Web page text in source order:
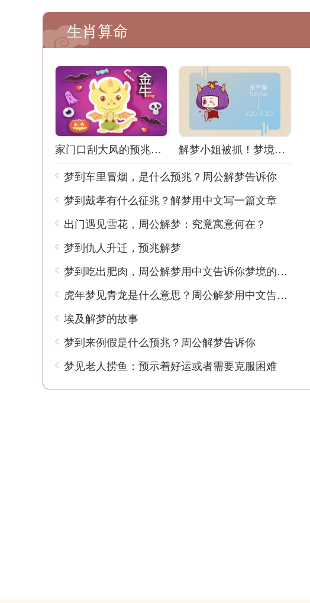
生肖算命
家门口刮大风的预兆解梦：风声鹤唳，梦境之谜
解梦小姐被抓！梦境背后隐藏着什么秘密？
梦到车里冒烟，是什么预兆？周公解梦告诉你
梦到戴孝有什么征兆？解梦用中文写一篇文章
出门遇见雪花，周公解梦：究竟寓意何在？
梦到仇人升迁，预兆解梦
梦到吃出肥肉，周公解梦用中文告诉你梦境的含义
虎年梦见青龙是什么意思？周公解梦用中文告诉你
埃及解梦的故事
梦到来例假是什么预兆？周公解梦告诉你
梦见老人捞鱼：预示着好运或者需要克服困难